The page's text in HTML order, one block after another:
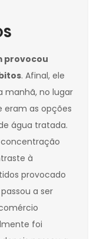
provocou
. Afinal, ele
manhã, no lugar
eram as opções
água tratada.
à
provocado
a ser
foi